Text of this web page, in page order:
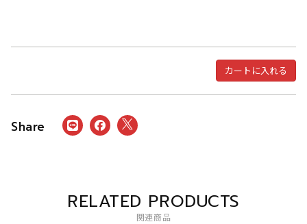
カートに入れる
RELATED PRODUCTS
関連商品